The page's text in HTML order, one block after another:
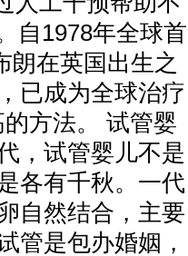
自1978年全球首
朗在英国出生之
已成为全球治疗
方法。 试管婴
，试管婴儿不是
各有千秋。一代
自然结合，主要
管是包办婚姻，